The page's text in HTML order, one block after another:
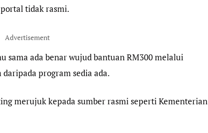
tidak rasmi.
Advertisement
ada benar wujud bantuan RM300 melalui
program sedia ada.
merujuk kepada sumber rasmi seperti Kementerian